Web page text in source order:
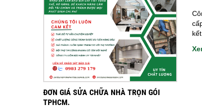
ĐƠN GIÁ SỬA CHỮA NHÀ TRỌN GÓI
TPHCM.